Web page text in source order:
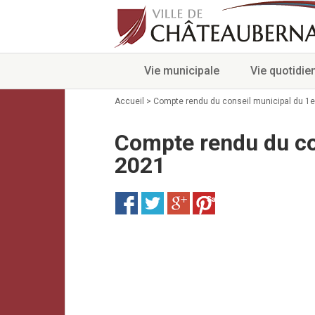
Vie municipale Vie
Accueil > Compte rendu du conseil municipal du
Compte rendu du
2021
Save